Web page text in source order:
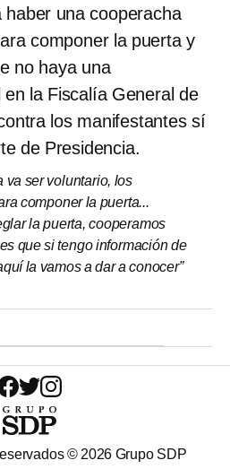
haber una cooperacha
componer la puerta y
no haya una
la Fiscalía General de
los manifestantes sí
de Presidencia.
va ser voluntario, los
componer la puerta...
la puerta, cooperamos
que si tengo información de
la vamos a dar a conocer”
© 2026 Grupo SDP